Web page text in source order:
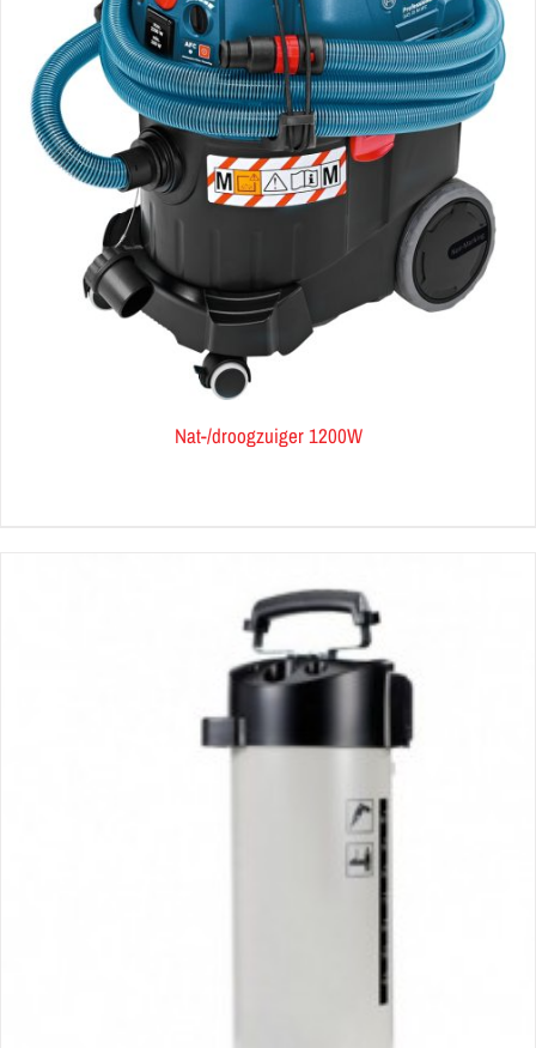
Nat-/droogzuiger 1200W